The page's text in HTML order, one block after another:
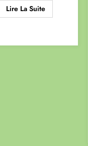
Lire La Suite